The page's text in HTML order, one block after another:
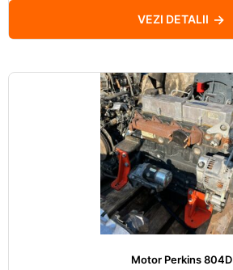
VEZI DETALII
Motor Perkins 804D